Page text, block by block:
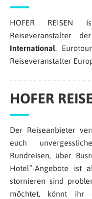
HOFER REISEN
Reiseveranstalter
International.
Reiseveranstalter
HOFER
Der Reiseanbieter
euch
Rundreisen, über
Hotel“-Angebote ist
stornieren sind
möchtet, könnt ihr